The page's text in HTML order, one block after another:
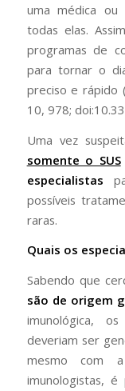
uma médica ou
todas elas.
programas de
para tornar o
preciso e rápido
10, 978;
Uma vez
somente o SUS
especialistas
possíveis
raras.
Quais os
Sabendo que
são de origem
imunológica,
deveriam ser
mesmo com
imunologistas,